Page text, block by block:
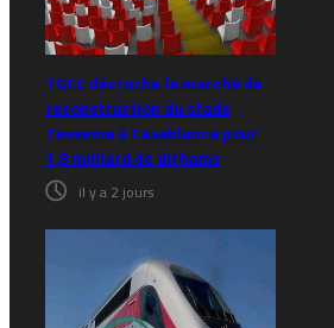
TGCC décroche le marché de
reconstruction du stade
Tessema à Casablanca pour
1,8 milliard de dirhams
il y a 2 jours